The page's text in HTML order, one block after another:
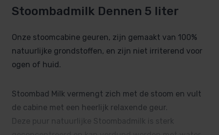
Stoombadmilk Dennen 5 liter
Onze stoomcabine geuren, zijn gemaakt van 100%
natuurlijke grondstoffen, en zijn niet irriterend voor
ogen of huid.
Stoombad Milk vermengt zich met de stoom en vult
de cabine met een heerlijk relaxende geur.
Deze puur natuurlijke Stoombadmilk is sterk